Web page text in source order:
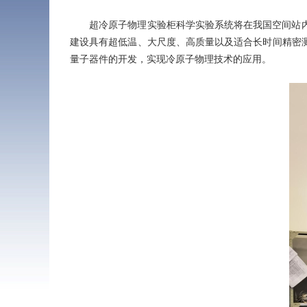
超冷原子物理实验柜科学实验系统将在我国空间站
建设具有超低温、大尺度、高质量以及适合长时间精
量子器件的开发，实现冷原子物理技术的应用。